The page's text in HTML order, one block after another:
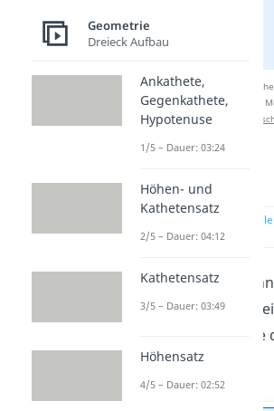
Nach Beantwortung
Studyflix zu verbessern.
unserer
Formeln
zur
Beim Quader
ausrechnen.
paar Formeln,
kannst:
Geometrie
Dreieck Aufbau
Ankathete,
Gegenkathete,
Hypotenuse
1/5 – Dauer: 03:24
Höhen- und
Kathetensatz
2/5 – Dauer: 04:12
Kathetensatz
3/5 – Dauer: 03:49
Höhensatz
4/5 – Dauer: 02:52